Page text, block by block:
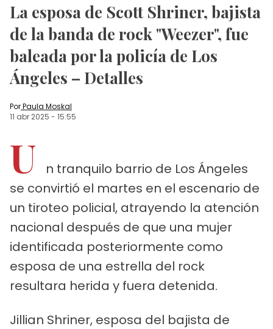
La esposa de Scott Shriner, bajista
de la banda de rock "Weezer", fue
baleada por la policía de Los
Ángeles – Detalles
PorPaula Moskal
11 abr 2025 - 15:55
U
n tranquilo barrio de Los Ángeles
se convirtió el martes en el escenario de
un tiroteo policial, atrayendo la atención
nacional después de que una mujer
identificada posteriormente como
esposa de una estrella del rock
resultara herida y fuera detenida.
Jillian Shriner, esposa del bajista de